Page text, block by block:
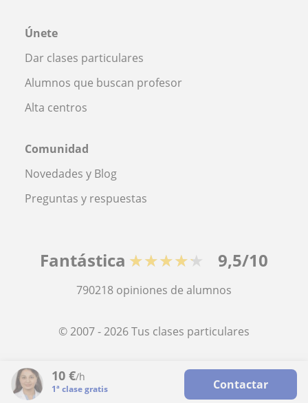
10 €/h
1ª clase gratis Contactar
Únete
Dar clases particulares
Alumnos que buscan profesor
Alta centros
Comunidad
Novedades y Blog
Preguntas y respuestas
Fantástica ★★★★★ 9,5/10
790218 opiniones de alumnos
© 2007 - 2026 Tus clases particulares
Profesores particulares